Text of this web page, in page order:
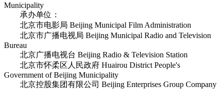
Municipality
承办单位：
北京市电影局 Beijing Municipal Film Administration
北京市广播电视局 Beijing Municipal Radio and Television
Bureau
北京广播电视台 Beijing Radio & Television Station
北京市怀柔区人民政府 Huairou District People's
Government of Beijing Municipality
北京控股集团有限公司 Beijing Enterprises Group Company